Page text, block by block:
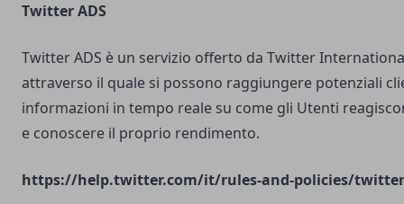
Twitter ADS
Twitter ADS è un servizio offerto da Twitter
attraverso il quale si possono raggiungere potenziali
informazioni in tempo reale su come gli Utenti
e conoscere il proprio rendimento.
https://help.twitter.com/it/rules-and-policies/